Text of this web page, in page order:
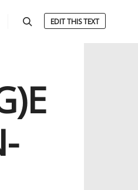
EDIT THIS TEXT
W